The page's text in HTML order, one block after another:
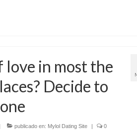
love in most the
Decide to
publicado en: Mylol Dating Site | 0